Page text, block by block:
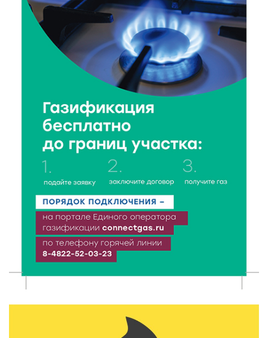
8 Авг 2026 14:14 432
Виталий Королев запустил веловолну на Волге в
Калязине
8 Авг 2026 13:37 712
Чем удивит X Международный фестиваль «Калитка»
8 Авг 2026 12:37 408
Забыл вещи в транспорте? Рассказываем, что ждёт
пассажиров по новым правилам
8 Авг 2026 12:12 1218
Более 40 миллионов на металлургию получил бизнес
Твери
8 Авг 2026 11:37 409
От теории до практики: в детских лагерях Тверской